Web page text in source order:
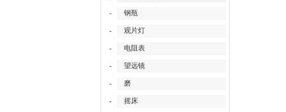
- 钢瓶
- 观片灯
- 电阻表
- 望远镜
- 磨
- 摇床